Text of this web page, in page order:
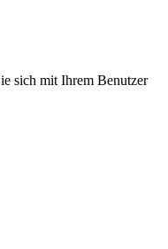
sich mit Ihrem Benutzer